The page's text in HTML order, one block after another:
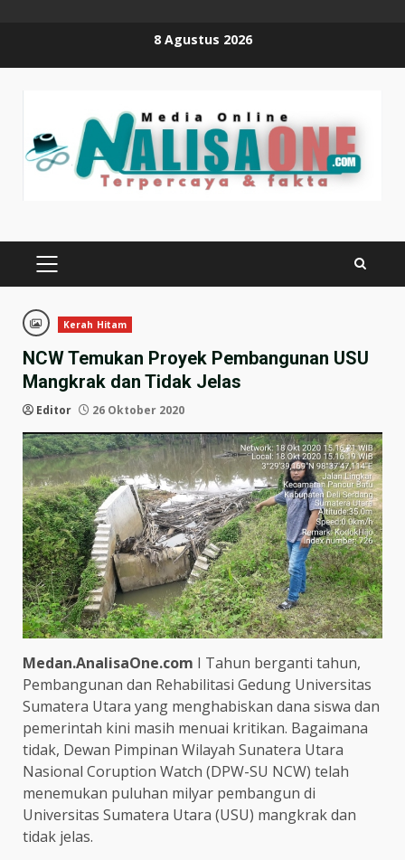
8 Agustus 2026
PRIMARY
Kerah Hitam
NCW Temukan Proyek Pembangunan USU
Mangkrak dan Tidak Jelas
Editor 26 Oktober 2020
Medan.AnalisaOne.com I Tahun berganti tahun,
Pembangunan dan Rehabilitasi Gedung Universitas
Sumatera Utara yang menghabiskan dana siswa dan
pemerintah kini masih menuai kritikan. Bagaimana
tidak, Dewan Pimpinan Wilayah Sunatera Utara
Nasional Coruption Watch (DPW-SU NCW) telah
menemukan puluhan milyar pembangun di
Universitas Sumatera Utara (USU) mangkrak dan
tidak jelas.